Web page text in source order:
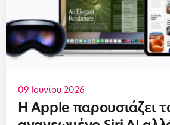
09 Ιουνίου 2026
Η Apple παρουσιάζει